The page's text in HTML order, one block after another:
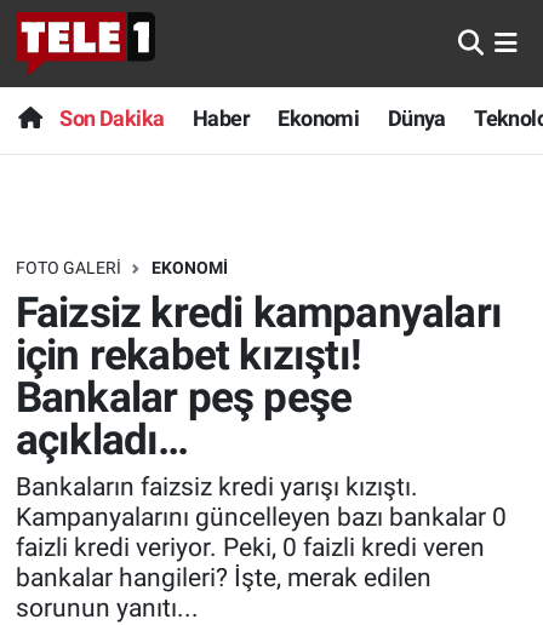
Son Dakika Haber Ekonomi Dünya
FOTO GALERI EKONOMI
Faizsiz kredi kampanyaları
için rekabet kızıştı!
Bankalar peş peşe
açıkladı…
Bankaların faizsiz kredi yarışı kızıştı.
Kampanyalarını güncelleyen bazı bankalar 0
faizli kredi veriyor. Peki, 0 faizli kredi veren
bankalar hangileri? İşte, merak edilen
sorunun yanıtı...
Anında Manşet
Başka Sohbetler
Bilim turu
Bilim ve Teknoloji Evreni
Doğa Konuşuyor
Dünya
Ege Saati
Ege'den Esintiler
Son Dakika
Haber
Dünya
Teknoloji
Sağlık
Spor
Yayın Akışı
İletişim
Nöbetçi Eczaneler
Hava Durumu
Trafik Durumu
Süper Lig Puan Durumu ve Fikstür
Tüm Manşetler
Son Dakika Haberleri
Haber Arşivi